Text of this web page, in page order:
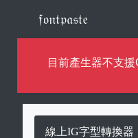
𝔣𝔬𝔫𝔱𝔭𝔞𝔰𝔱𝔢
目前產生器不支
線上IG字型轉換器